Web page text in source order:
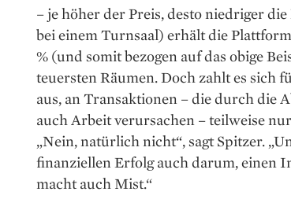
– je höher der Preis, desto niedriger
bei einem Turnsaal) erhält die
% (und somit bezogen auf das obige
teuersten Räumen. Doch zahlt es sich
aus, an Transaktionen – die durch die
auch Arbeit verursachen – teilweise
„Nein, natürlich nicht“, sagt Spitzer.
finanziellen Erfolg auch darum, einen
macht auch Mist.“